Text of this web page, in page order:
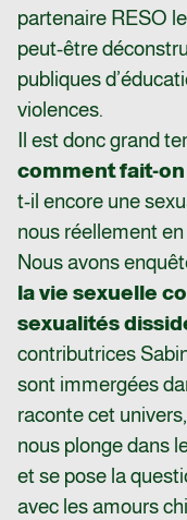
partenaire RESO
peut-être
publiques
violences.
Il est donc grand
comment fait-on
t-il encore une
nous réellement
Nous avons
la vie sexuelle
sexualités
contributrices
sont immergées
raconte cet
nous plonge dans
et se pose la
avec les amours